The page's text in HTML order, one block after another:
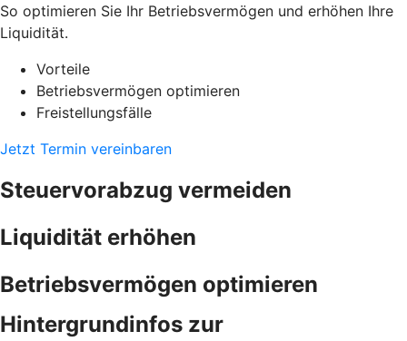
So optimieren Sie Ihr Betriebsvermögen und erhöhen Ihre
Liquidität.
Vorteile
Betriebsvermögen optimieren
Freistellungsfälle
Jetzt Termin vereinbaren
Steuervorabzug vermeiden
Liquidität erhöhen
Betriebsvermögen optimieren
Hintergrundinfos zur